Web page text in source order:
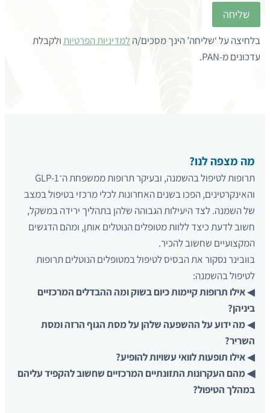
שליחה
בלחיצה על ‘שליחה’ הינך מסכים/הלמדיניות הפרטיותולקבלת
עדכונים מ-PAN.
מה מצפה לנו?
תרופות לטיפול בהשמנה, ובעיקר תרופות ממשפחת ה־GLP-1
והאינקרטינים, הפכו בשנים האחרונות לכלי מרכזי בטיפול במצב
של השמנה. לצד היעילות הגבוהה שלהן בתהליך ירידה במשקל,
חשוב לדעת כיצד ללוות מטופלים הנוטלים אותן, ומהם הדגשים
המקצועיים שחשוב להכיר.
בוובינר נסקור את הבסיס לטיפול במטופלים הנוטלים תרופות
לטיפול בהשמנה:
◀אילו תרופות קיימות כיום בשוק ומה ההבדלים המרכזיים
ביניהן?
◀מה ידוע על ההשפעה שלהן על מסת הגוף הרזה ומסת
השריר?
◀אילו תופעות לוואי עשויות להופיע?
◀ מהם העקרונות התזונתיים המרכזיים שחשוב להקפיד עליהם
במהלך הטיפול?